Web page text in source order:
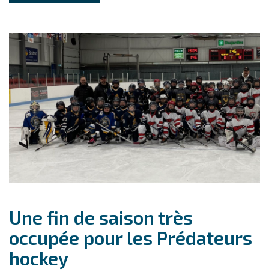
Une fin de saison très
occupée pour les Prédateurs
hockey